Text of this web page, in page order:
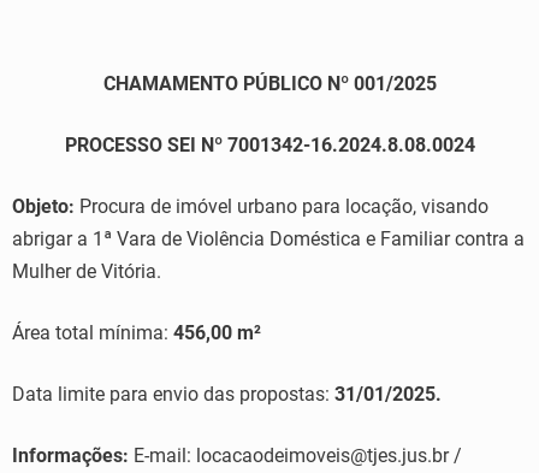
CHAMAMENTO PÚBLICO Nº 001/2025
PROCESSO SEI Nº 7001342-16.2024.8.08.0024
Objeto: Procura de imóvel urbano para locação, visando
abrigar a 1ª Vara de Violência Doméstica e Familiar contra a
Mulher de Vitória.
Área total mínima: 456,00 m²
Data limite para envio das propostas: 31/01/2025.
Informações: E-mail: locacaodeimoveis@tjes.jus.br /